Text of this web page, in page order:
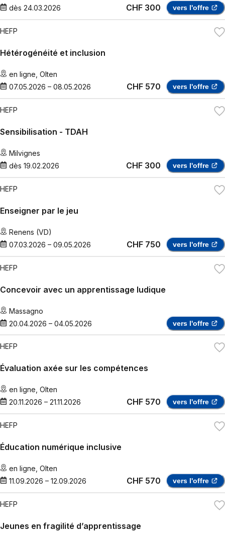
dès 24.03.2026 CHF 300 vers l'offre
HEFP
Hétérogénéité et inclusion
en ligne Olten
07.05.2026 – 08.05.2026 CHF 570 vers l'offre
HEFP
Sensibilisation - TDAH
Milvignes
dès 19.02.2026 CHF 300 vers l'offre
HEFP
Enseigner par le jeu
Renens (VD)
07.03.2026 – 09.05.2026 CHF 750 vers l'offre
HEFP
Concevoir avec un apprentissage ludique
Massagno
20.04.2026 – 04.05.2026 vers l'offre
HEFP
Évaluation axée sur les compétences
en ligne Olten
20.11.2026 – 21.11.2026 CHF 570 vers l'offre
HEFP
Éducation numérique inclusive
en ligne Olten
11.09.2026 – 12.09.2026 CHF 570 vers l'offre
HEFP
Jeunes en fragilité d’apprentissage